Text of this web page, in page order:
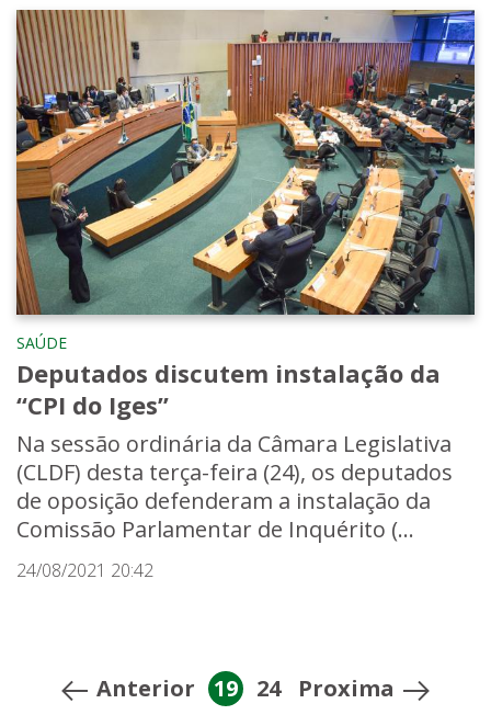
SAÚDE
Deputados discutem instalação da
“CPI do Iges”
Na sessão ordinária da Câmara Legislativa
(CLDF) desta terça-feira (24), os deputados
de oposição defenderam a instalação da
Comissão Parlamentar de Inquérito (...
24/08/2021 20:42
Anterior 19 24 Proxima